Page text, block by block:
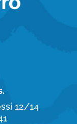
12/14